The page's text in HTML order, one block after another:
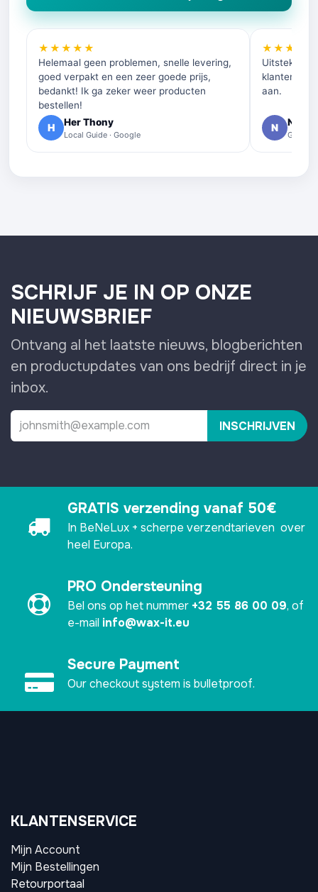
★★★★★
Helemaal geen problemen, snelle levering,
goed verpakt en een zeer goede prijs,
bedankt! Ik ga zeker weer producten
bestellen!
H Her Thony
Local Guide · Google
★★★★★
aan.
N Nelly
Google
SCHRIJF JE IN OP ONZE
NIEUWSBRIEF
Ontvang al het laatste nieuws, blogberichten
en productupdates van ons bedrijf direct in je
inbox.
INSCHRIJVEN
GRATIS verzending vanaf 50€
In BeNeLux + scherpe verzendtarieven over
heel Europa.
PRO Ondersteuning
Bel ons op het nummer +32 55 86 00 09, of
e-mail info@wax-it.eu
Secure Payment
Our checkout system is bulletproof.
KLANTENSERVICE
Mijn Account
Mijn Bestellingen
Retourportaal